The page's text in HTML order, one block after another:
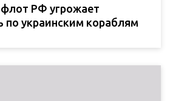
РФ угрожает
по украинским кораблям